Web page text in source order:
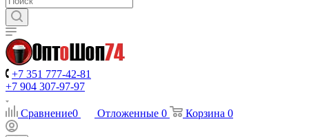
+7 351 777-42-81
+7 904 307-97-97
Сравнение0 Отложенные 0 Корзина 0